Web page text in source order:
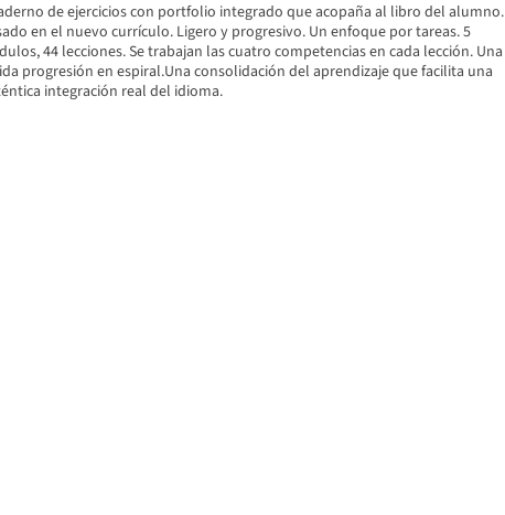
de ejercicios con portfolio integrado que acopaña al libro del alumno.
en el nuevo currículo. Ligero y progresivo. Un enfoque por tareas. 5
44 lecciones. Se trabajan las cuatro competencias en cada lección. Una
progresión en espiral.Una consolidación del aprendizaje que facilita una
integración real del idioma.